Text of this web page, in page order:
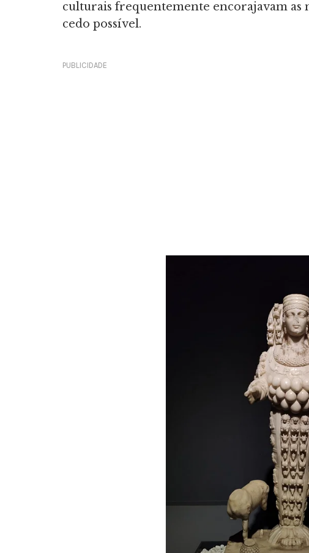
culturais frequentemente encorajavam as
cedo possível.
PUBLICIDADE